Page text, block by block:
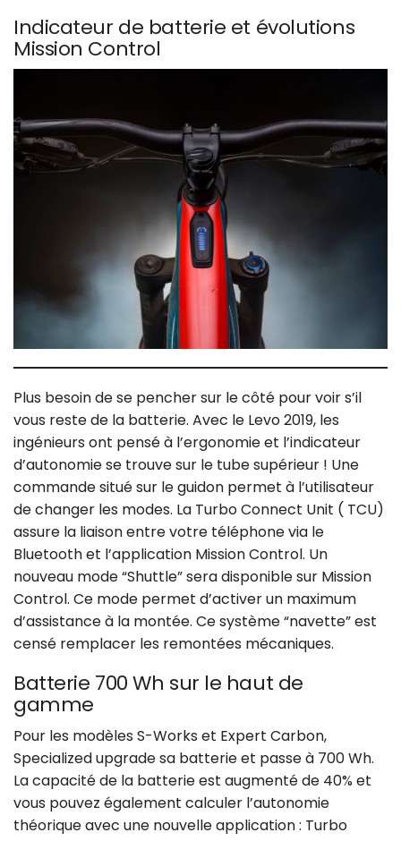
Indicateur de batterie et évolutions
Mission Control
Plus besoin de se pencher sur le côté pour voir s’il
vous reste de la batterie. Avec le Levo 2019, les
ingénieurs ont pensé à l’ergonomie et l’indicateur
d’autonomie se trouve sur le tube supérieur ! Une
commande situé sur le guidon permet à l’utilisateur
de changer les modes. La Turbo Connect Unit ( TCU)
assure la liaison entre votre téléphone via le
Bluetooth et l’application Mission Control. Un
nouveau mode “Shuttle” sera disponible sur Mission
Control. Ce mode permet d’activer un maximum
d’assistance à la montée. Ce système “navette” est
censé remplacer les remontées mécaniques.
Batterie 700 Wh sur le haut de
gamme
Pour les modèles S-Works et Expert Carbon,
Specialized upgrade sa batterie et passe à 700 Wh.
La capacité de la batterie est augmenté de 40% et
vous pouvez également calculer l’autonomie
théorique avec une nouvelle application : Turbo